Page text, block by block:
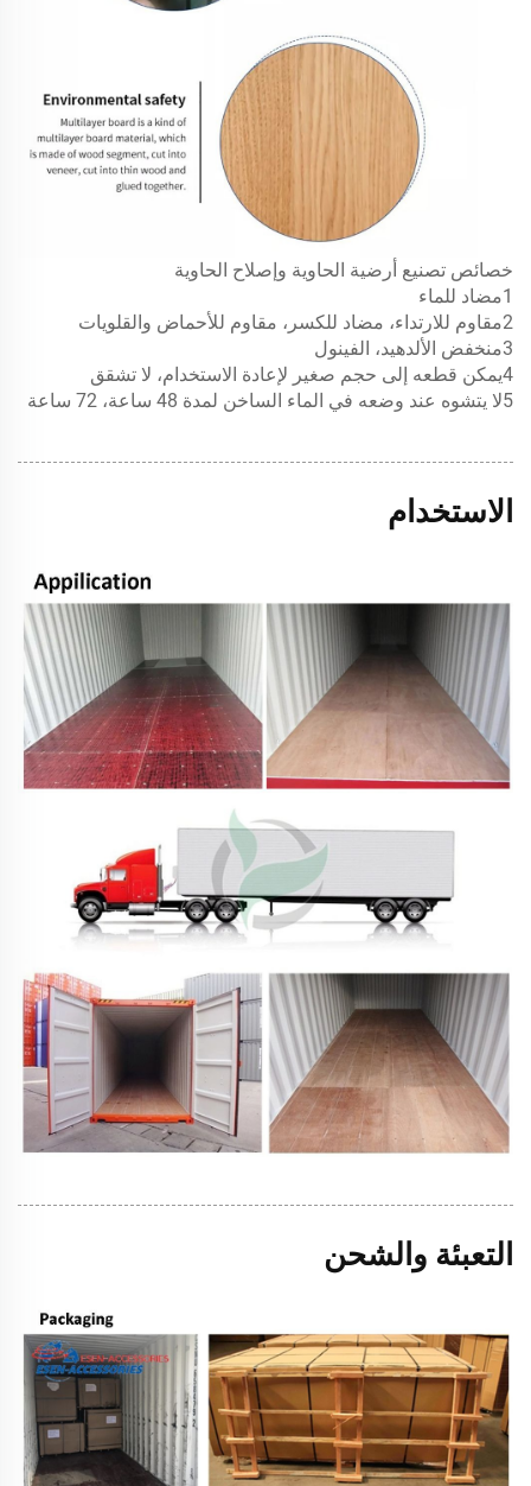
خصائص تصنيع أرضية الحاوية وإصلاح الحاوية
1مضاد للماء
2مقاوم للارتداء، مضاد للكسر، مقاوم للأحماض والقلويات
3منخفض الألدهيد، الفينول
4يمكن قطعه إلى حجم صغير لإعادة الاستخدام، لا تشقق
5لا يتشوه عند وضعه في الماء الساخن لمدة 48 ساعة، 72 ساعة
الاستخدام
التعبئة والشحن